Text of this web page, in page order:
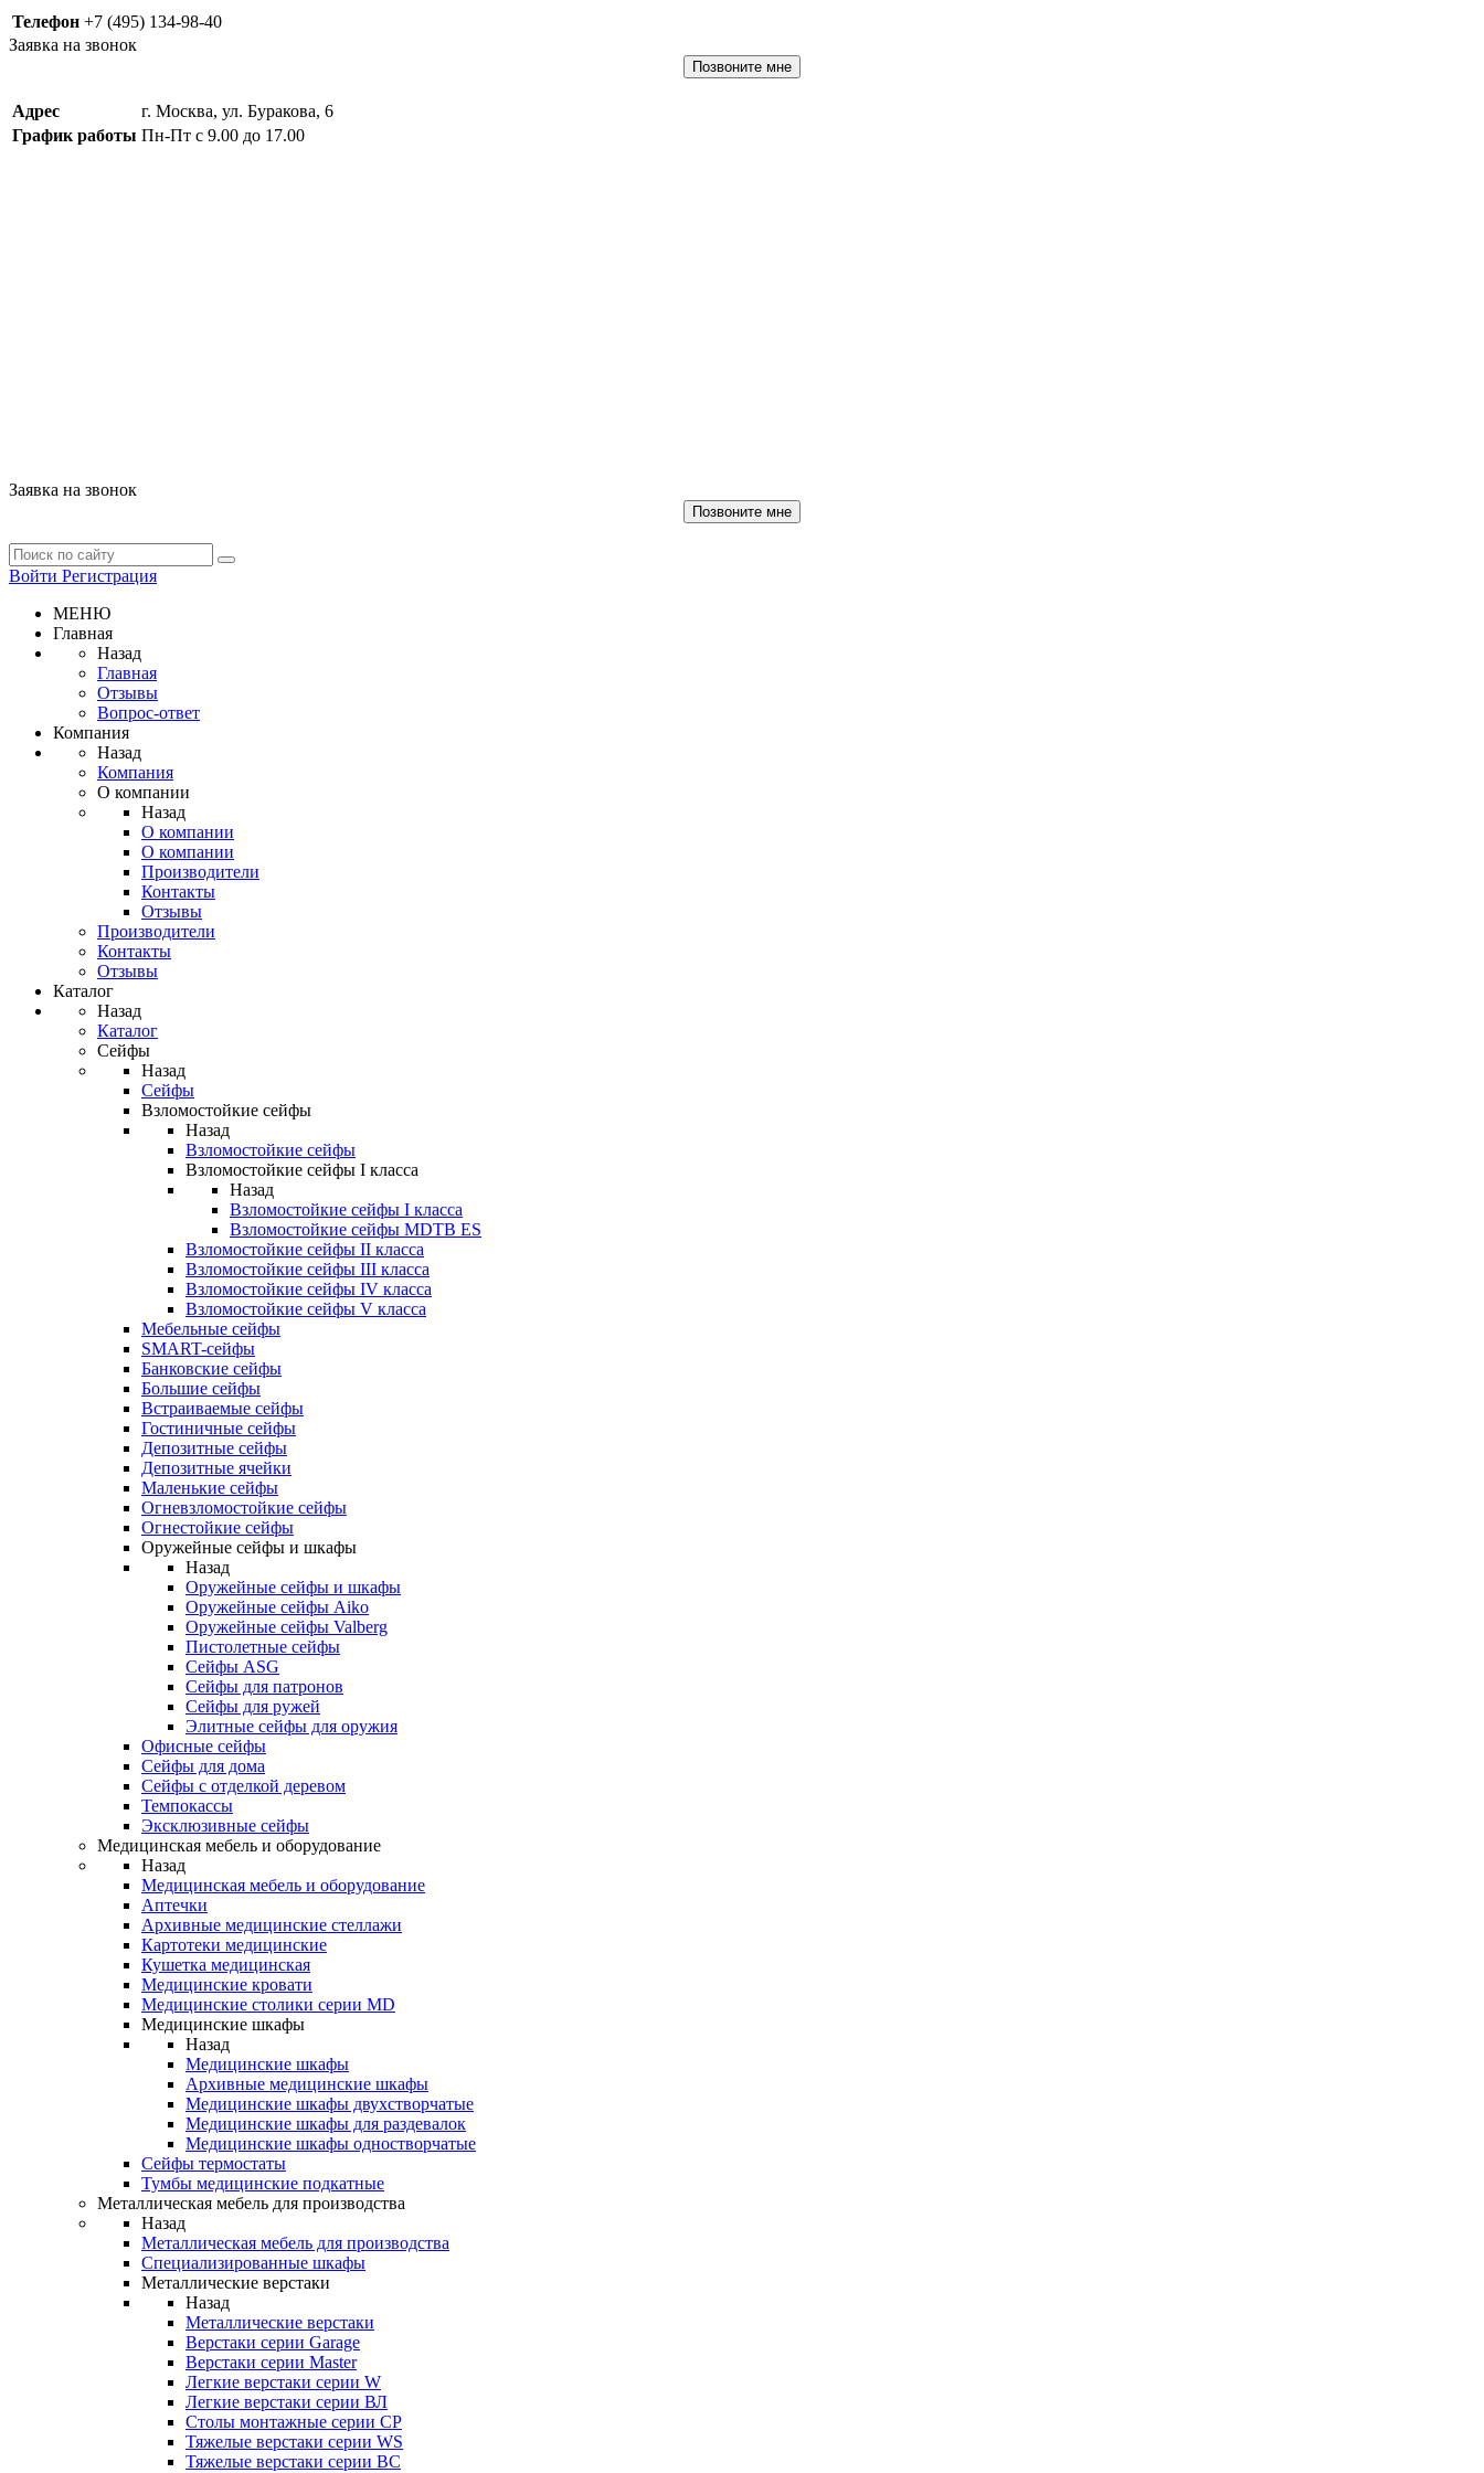
Телефон +7 (495) 134-98-40
Заявка на звонок
Позвоните мне
Адрес
г. Москва, ул. Буракова, 6
График работы Пн-Пт с 9.00 до 17.00
Заявка на звонок
Позвоните мне
Войти Регистрация
МЕНЮ
Главная
Назад
Главная
Отзывы
Вопрос-ответ
Компания
Назад
Компания
О компании
Назад
О компании
О компании
Производители
Контакты
Отзывы
Производители
Контакты
Отзывы
Каталог
Назад
Каталог
Сейфы
Назад
Сейфы
Взломостойкие сейфы
Назад
Взломостойкие сейфы
Взломостойкие сейфы I класса
Назад
Взломостойкие сейфы I класса
Взломостойкие сейфы MDTB ES
Взломостойкие сейфы II класса
Взломостойкие сейфы III класса
Взломостойкие сейфы IV класса
Взломостойкие сейфы V класса
Мебельные сейфы
SMART-сейфы
Банковские сейфы
Большие сейфы
Встраиваемые сейфы
Гостиничные сейфы
Депозитные сейфы
Депозитные ячейки
Маленькие сейфы
Огневзломостойкие сейфы
Огнестойкие сейфы
Оружейные сейфы и шкафы
Назад
Оружейные сейфы и шкафы
Оружейные сейфы Aiko
Оружейные сейфы Valberg
Пистолетные сейфы
Сейфы ASG
Сейфы для патронов
Сейфы для ружей
Элитные сейфы для оружия
Офисные сейфы
Сейфы для дома
Сейфы с отделкой деревом
Темпокассы
Эксклюзивные сейфы
Медицинская мебель и оборудование
Назад
Медицинская мебель и оборудование
Аптечки
Архивные медицинские стеллажи
Картотеки медицинские
Кушетка медицинская
Медицинские кровати
Медицинские столики серии MD
Медицинские шкафы
Назад
Медицинские шкафы
Архивные медицинские шкафы
Медицинские шкафы двухстворчатые
Медицинские шкафы для раздевалок
Медицинские шкафы одностворчатые
Сейфы термостаты
Тумбы медицинские подкатные
Металлическая мебель для производства
Назад
Металлическая мебель для производства
Cпециализированные шкафы
Металлические верстаки
Назад
Металлические верстаки
Верстаки серии Garage
Верстаки серии Master
Легкие верстаки серии W
Легкие верстаки серии ВЛ
Столы монтажные серии СР
Тяжелые верстаки серии WS
Тяжелые верстаки серии ВС